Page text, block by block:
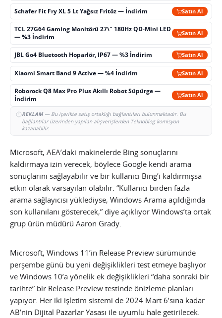
Schafer Fit Fry XL 5 Lt Yağsız Fritöz — İndirim Satın Al
TCL 27G64 Gaming Monitörü 27\" 180Hz QD-Mini LED
— %3 İndirim
Satın Al
JBL Go4 Bluetooth Hoparlör, IP67 — %3 İndirim Satın Al
Xiaomi Smart Band 9 Active — %4 İndirim Satın Al
Roborock Q8 Max Pro Plus Akıllı Robot Süpürge —
İndirim
Satın Al
REKLAM— Bu içerikte satış ortaklığı bağlantıları bulunmaktadır. Bu
bağlantılar üzerinden yapılan alışverişlerden Teknoblog komisyon
kazanabilir.
Microsoft, AEA’daki makinelerde Bing sonuçlarını
kaldırmaya izin verecek, böylece Google kendi arama
sonuçlarını sağlayabilir ve bir kullanıcı Bing’i kaldırmışsa
etkin olarak varsayılan olabilir. “Kullanıcı birden fazla
arama sağlayıcısı yüklediyse, Windows Arama açıldığında
son kullanılanı gösterecek,” diye açıklıyor Windows’ta ortak
grup ürün müdürü Aaron Grady.
Microsoft, Windows 11’in Release Preview sürümünde
perşembe günü bu yeni değişiklikleri test etmeye başlıyor
ve Windows 10’a yönelik ek değişiklikleri “daha sonraki bir
tarihte” bir Release Preview testinde önizleme planları
yapıyor. Her iki işletim sistemi de 2024 Mart 6’sına kadar
AB’nin Dijital Pazarlar Yasası ile uyumlu hale getirilecek.